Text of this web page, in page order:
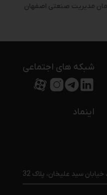
شبکه های اجتماعی
اینماد
سید علیخان، پلاک 32